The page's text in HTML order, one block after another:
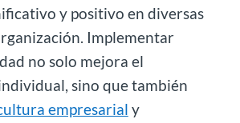
y positivo en diversas
Implementar
no solo mejora el
sino que también
empresarial y